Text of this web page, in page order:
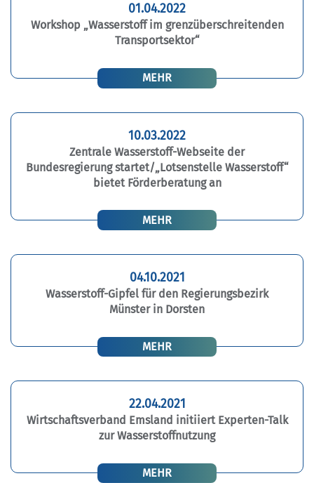
01.04.2022
Workshop „Wasserstoff im grenzüberschreitenden
Transportsektor“
MEHR
10.03.2022
Zentrale Wasserstoff-Webseite der
Bundesregierung startet/„Lotsenstelle Wasserstoff“
bietet Förderberatung an
MEHR
04.10.2021
Wasserstoff-Gipfel für den Regierungsbezirk
Münster in Dorsten
MEHR
22.04.2021
Wirtschaftsverband Emsland initiiert Experten-Talk
zur Wasserstoffnutzung
MEHR